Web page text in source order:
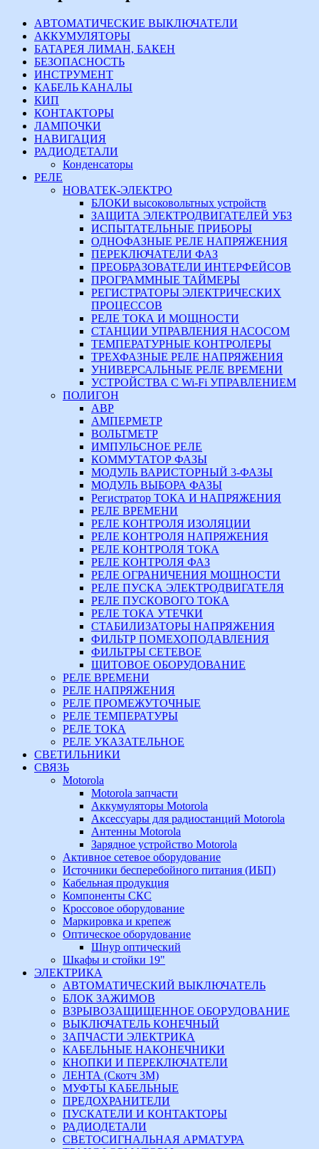
АВТОМАТИЧЕСКИЕ ВЫКЛЮЧАТЕЛИ
АККУМУЛЯТОРЫ
БАТАРЕЯ ЛИМАН, БАКЕН
БЕЗОПАСНОСТЬ
ИНСТРУМЕНТ
КАБЕЛЬ КАНАЛЫ
КИП
КОНТАКТОРЫ
ЛАМПОЧКИ
НАВИГАЦИЯ
РАДИОДЕТАЛИ
Конденсаторы
РЕЛЕ
НОВАТЕК-ЭЛЕКТРО
БЛОКИ высоковольтных устройств
ЗАЩИТА ЭЛЕКТРОДВИГАТЕЛЕЙ УБЗ
ИСПЫТАТЕЛЬНЫЕ ПРИБОРЫ
ОДНОФАЗНЫЕ РЕЛЕ НАПРЯЖЕНИЯ
ПЕРЕКЛЮЧАТЕЛИ ФАЗ
ПРЕОБРАЗОВАТЕЛИ ИНТЕРФЕЙСОВ
ПРОГРАММНЫЕ ТАЙМЕРЫ
РЕГИСТРАТОРЫ ЭЛЕКТРИЧЕСКИХ
ПРОЦЕССОВ
РЕЛЕ ТОКА И МОЩНОСТИ
СТАНЦИИ УПРАВЛЕНИЯ НАСОСОМ
ТЕМПЕРАТУРНЫЕ КОНТРОЛЕРЫ
ТРЕХФАЗНЫЕ РЕЛЕ НАПРЯЖЕНИЯ
УНИВЕРСАЛЬНЫЕ РЕЛЕ ВРЕМЕНИ
УСТРОЙСТВА С Wi-Fi УПРАВЛЕНИЕМ
ПОЛИГОН
АВР
АМПЕРМЕТР
ВОЛЬТМЕТР
ИМПУЛЬСНОЕ РЕЛЕ
КОММУТАТОР ФАЗЫ
МОДУЛЬ ВАРИСТОРНЫЙ 3-ФАЗЫ
МОДУЛЬ ВЫБОРА ФАЗЫ
Регистратор ТОКА И НАПРЯЖЕНИЯ
РЕЛЕ ВРЕМЕНИ
РЕЛЕ КОНТРОЛЯ ИЗОЛЯЦИИ
РЕЛЕ КОНТРОЛЯ НАПРЯЖЕНИЯ
РЕЛЕ КОНТРОЛЯ ТОКА
РЕЛЕ КОНТРОЛЯ ФАЗ
РЕЛЕ ОГРАНИЧЕНИЯ МОЩНОСТИ
РЕЛЕ ПУСКА ЭЛЕКТРОДВИГАТЕЛЯ
РЕЛЕ ПУСКОВОГО ТОКА
РЕЛЕ ТОКА УТЕЧКИ
СТАБИЛИЗАТОРЫ НАПРЯЖЕНИЯ
ФИЛЬТР ПОМЕХОПОДАВЛЕНИЯ
ФИЛЬТРЫ СЕТЕВОЕ
ЩИТОВОЕ ОБОРУДОВАНИЕ
РЕЛЕ ВРЕМЕНИ
РЕЛЕ НАПРЯЖЕНИЯ
РЕЛЕ ПРОМЕЖУТОЧНЫЕ
РЕЛЕ ТЕМПЕРАТУРЫ
РЕЛЕ ТОКА
РЕЛЕ УКАЗАТЕЛЬНОЕ
СВЕТИЛЬНИКИ
СВЯЗЬ
Motorola
Motorola запчасти
Аккумуляторы Motorola
Аксессуары для радиостанций Motorola
Антенны Motorola
Зарядное устройство Motorola
Активное сетевое оборудование
Источники бесперебойного питания (ИБП)
Кабельная продукция
Компоненты СКС
Кроссовое оборудование
Маркировка и крепеж
Оптическое оборудование
Шнур оптический
Шкафы и стойки 19"
ЭЛЕКТРИКА
АВТОМАТИЧЕСКИЙ ВЫКЛЮЧАТЕЛЬ
БЛОК ЗАЖИМОВ
ВЗРЫВОЗАЩИЩЕННОЕ ОБОРУДОВАНИЕ
ВЫКЛЮЧАТЕЛЬ КОНЕЧНЫЙ
ЗАПЧАСТИ ЭЛЕКТРИКА
КАБЕЛЬНЫЕ НАКОНЕЧНИКИ
КНОПКИ И ПЕРЕКЛЮЧАТЕЛИ
ЛЕНТА (Скотч 3М)
МУФТЫ КАБЕЛЬНЫЕ
ПРЕДОХРАНИТЕЛИ
ПУСКАТЕЛИ И КОНТАКТОРЫ
РАДИОДЕТАЛИ
СВЕТОСИГНАЛЬНАЯ АРМАТУРА